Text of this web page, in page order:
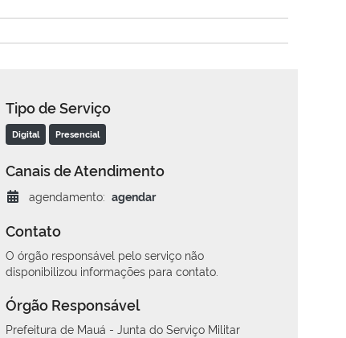
Tipo de Serviço
Digital Presencial
Canais de Atendimento
agendamento: agendar
Contato
O órgão responsável pelo serviço não
disponibilizou informações para contato.
Órgão Responsável
Prefeitura de Mauá - Junta do Serviço Militar